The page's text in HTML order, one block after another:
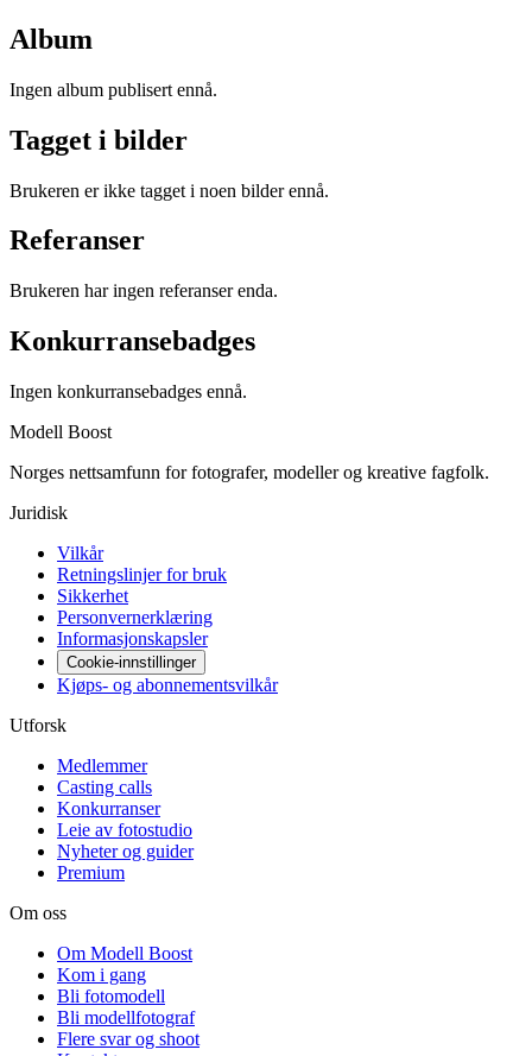
Album
Ingen album publisert ennå.
Tagget i bilder
Brukeren er ikke tagget i noen bilder ennå.
Referanser
Brukeren har ingen referanser enda.
Konkurransebadges
Ingen konkurransebadges ennå.
Modell Boost
Norges nettsamfunn for fotografer, modeller og kreative fagfolk.
Juridisk
Vilkår
Retningslinjer for bruk
Sikkerhet
Personvernerklæring
Informasjonskapsler
Cookie-innstillinger
Kjøps- og abonnementsvilkår
Utforsk
Medlemmer
Casting calls
Konkurranser
Leie av fotostudio
Nyheter og guider
Premium
Om oss
Om Modell Boost
Kom i gang
Bli fotomodell
Bli modellfotograf
Flere svar og shoot